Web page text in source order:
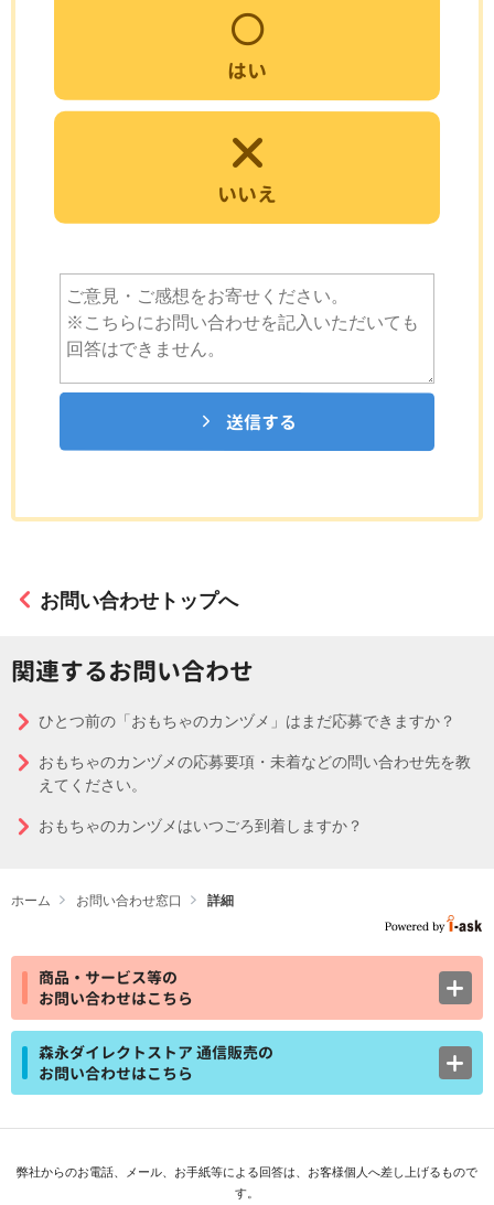
はい
いいえ
送信する
お問い合わせトップへ
関連するお問い合わせ
ひとつ前の「おもちゃのカンヅメ」はまだ応募できますか？
おもちゃのカンヅメの応募要項・未着などの問い合わせ先を教
えてください。
おもちゃのカンヅメはいつごろ到着しますか？
ホーム お問い合わせ窓口 詳細
商品・サービス等の
お問い合わせはこちら
森永ダイレクトストア 通信販売の
お問い合わせはこちら
弊社からのお電話、メール、お手紙等による回答は、お客様個人へ差し上げるもので
す。